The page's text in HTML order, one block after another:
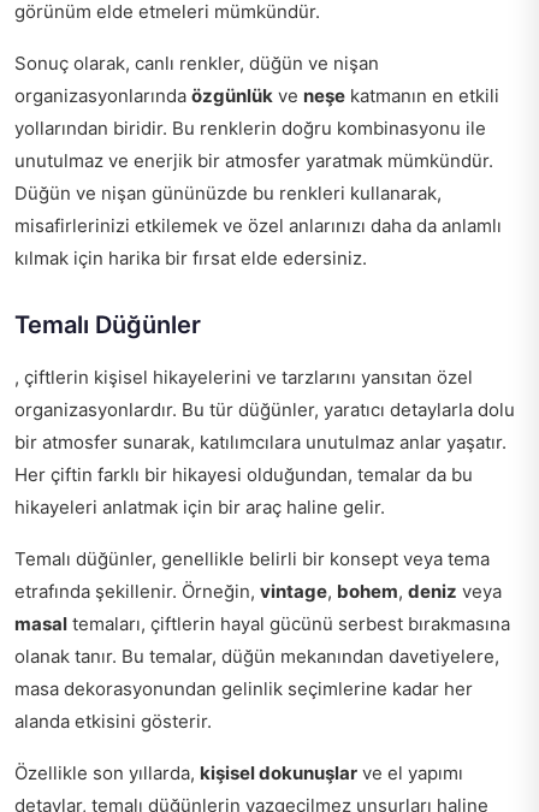
görünüm elde etmeleri mümkündür.
Sonuç olarak, canlı renkler, düğün ve nişan
organizasyonlarında özgünlük ve neşe katmanın en etkili
yollarından biridir. Bu renklerin doğru kombinasyonu ile
unutulmaz ve enerjik bir atmosfer yaratmak mümkündür.
Düğün ve nişan gününüzde bu renkleri kullanarak,
misafirlerinizi etkilemek ve özel anlarınızı daha da anlamlı
kılmak için harika bir fırsat elde edersiniz.
Temalı Düğünler
, çiftlerin kişisel hikayelerini ve tarzlarını yansıtan özel
organizasyonlardır. Bu tür düğünler, yaratıcı detaylarla dolu
bir atmosfer sunarak, katılımcılara unutulmaz anlar yaşatır.
Her çiftin farklı bir hikayesi olduğundan, temalar da bu
hikayeleri anlatmak için bir araç haline gelir.
Temalı düğünler, genellikle belirli bir konsept veya tema
etrafında şekillenir. Örneğin, vintage, bohem, deniz veya
masal temaları, çiftlerin hayal gücünü serbest bırakmasına
olanak tanır. Bu temalar, düğün mekanından davetiyelere,
masa dekorasyonundan gelinlik seçimlerine kadar her
alanda etkisini gösterir.
Özellikle son yıllarda, kişisel dokunuşlar ve el yapımı
detaylar, temalı düğünlerin vazgeçilmez unsurları haline